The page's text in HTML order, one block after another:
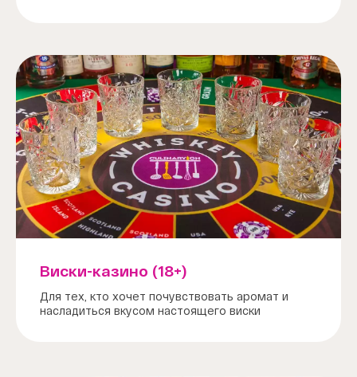
Виски-казино (18+)
Для тех, кто хочет почувствовать аромат и
насладиться вкусом настоящего виски